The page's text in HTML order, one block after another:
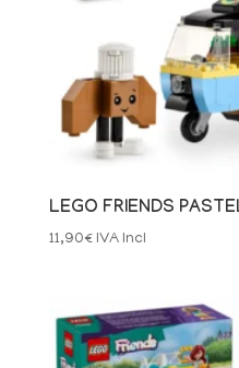
LEGO FRIENDS
11,90€ IVA Incl